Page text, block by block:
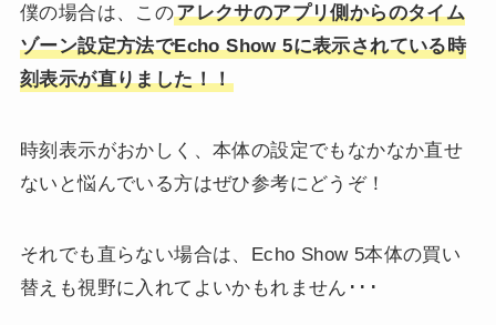
僕の場合は、このアレクサのアプリ側からのタイム
ゾーン設定方法でEcho Show 5に表示されている時
刻表示が直りました！！
時刻表示がおかしく、本体の設定でもなかなか直せ
ないと悩んでいる方はぜひ参考にどうぞ！
それでも直らない場合は、Echo Show 5本体の買い
替えも視野に入れてよいかもれません･･･